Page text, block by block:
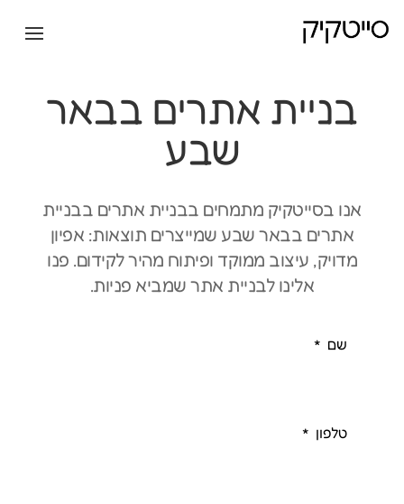
בניית אתרים בבאר
שבע
אנו בסייטקיק מתמחים בבניית אתרים בבניית
אתרים בבאר שבע שמייצרים תוצאות: אפיון
מדויק, עיצוב ממוקד ופיתוח מהיר לקידום. פנו
אלינו לבניית אתר שמביא פניות.
שם
טלפון